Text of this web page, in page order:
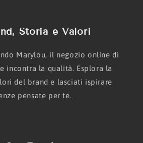
Storia e Valori
Marylou, il negozio online di
incontra la qualità. Esplora la
del brand e lasciati ispirare
pensate per te.